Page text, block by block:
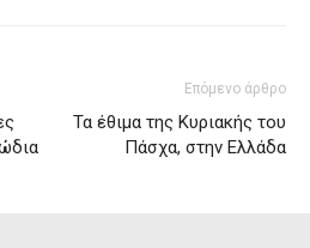
Επόμενο άρθρο
Τα έθιμα της Κυριακής του
Πάσχα, στην Ελλάδα